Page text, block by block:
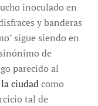
inoculado en
y banderas
sigue siendo en
de
parecido al
ciudadcomo
tal de